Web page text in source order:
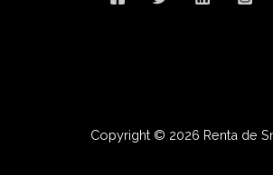
Copyright © 2026 Renta de